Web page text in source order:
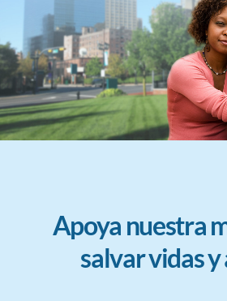
Apoya nuestra
salvar vidas y